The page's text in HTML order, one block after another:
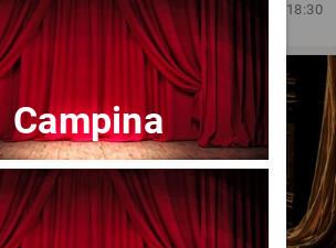
18:30
Campina